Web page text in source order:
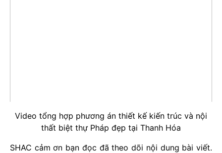
Video tổng hợp phương án thiết kế kiến trúc và nội
thất biệt thự Pháp đẹp tại Thanh Hóa
SHAC cảm ơn bạn đọc đã theo dõi nội dung bài viết.